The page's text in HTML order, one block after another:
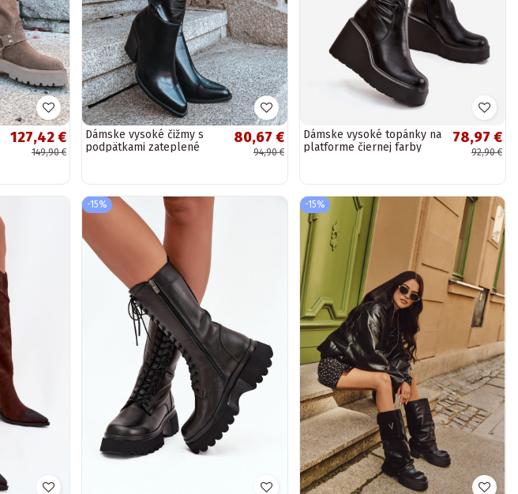
127,42 €
149,90 €
Dámske vysoké čižmy s
podpätkami zateplené
80,67 €
94,90 €
Dámske vysoké topánky na
platforme čiernej farby
78,97 €
92,90 €
-15% -15%